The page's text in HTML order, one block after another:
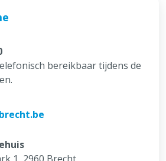
bereikbaar tijdens de